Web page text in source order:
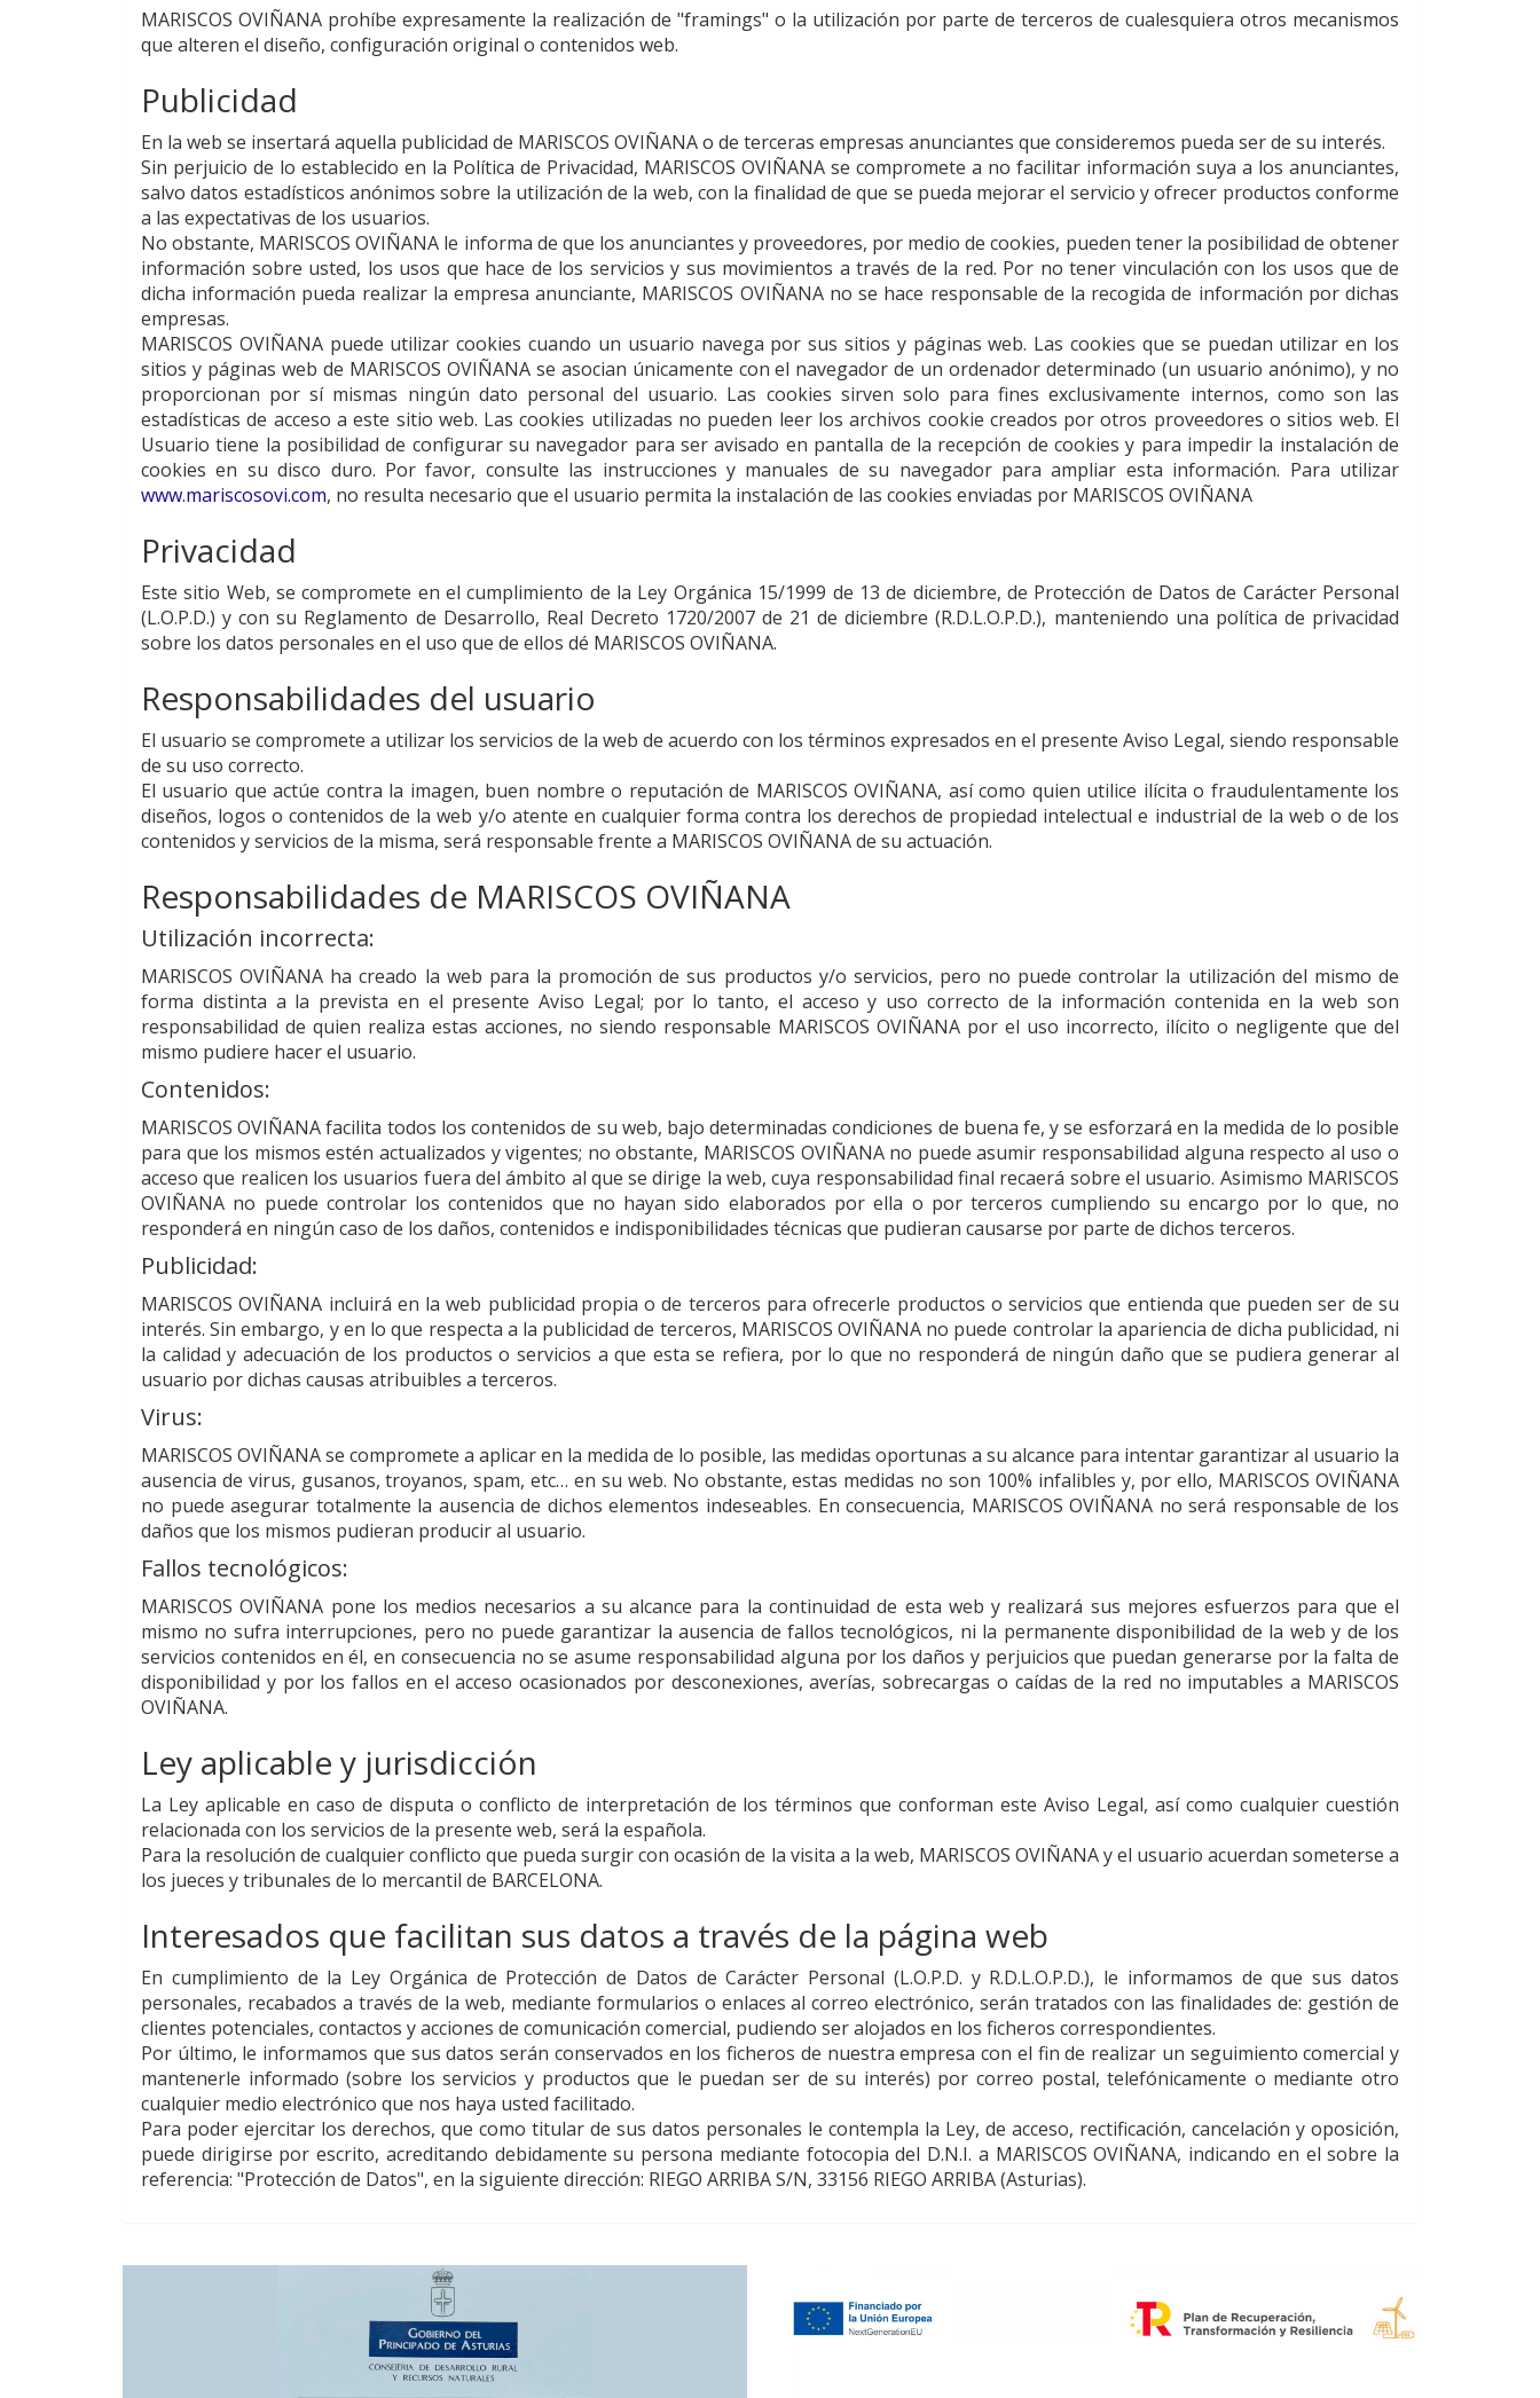
MARISCOS OVIÑANA prohíbe expresamente la realización de "framings" o la utilización por parte de terceros de cualesquiera otros mecanismos
que alteren el diseño, configuración original o contenidos web.
Publicidad
En la web se insertará aquella publicidad de MARISCOS OVIÑANAo de terceras empresas anunciantes que consideremos pueda ser de su interés.
Sin perjuicio de lo establecido en la Política de Privacidad, MARISCOS OVIÑANA se compromete a no facilitar información suya a los anunciantes,
salvo datos estadísticos anónimos sobre la utilización de la web, con la finalidad de que se pueda mejorar el servicio y ofrecer productos conforme
a las expectativas de los usuarios.
No obstante, MARISCOS OVIÑANA le informa de que los anunciantes y proveedores, por medio de cookies, pueden tener la posibilidad de obtener
información sobre usted, los usos que hace de los servicios y sus movimientos a través de la red. Por no tener vinculación con los usos que de
dicha información pueda realizar la empresa anunciante, MARISCOS OVIÑANAno se hace responsable de la recogida de información por dichas
empresas.
MARISCOS OVIÑANApuede utilizar cookies cuando un usuario navega por sus sitios y páginas web. Las cookies que se puedan utilizar en los
sitios y páginas web de MARISCOS OVIÑANAse asocian únicamente con el navegador de un ordenador determinado (un usuario anónimo), y no
proporcionan por sí mismas ningún dato personal del usuario. Las cookies sirven solo para fines exclusivamente internos, como son las
estadísticas de acceso a este sitio web. Las cookies utilizadas no pueden leer los archivos cookie creados por otros proveedores o sitios web. El
Usuario tiene la posibilidad de configurar su navegador para ser avisado en pantalla de la recepción de cookies y para impedir la instalación de
cookies en su disco duro. Por favor, consulte las instrucciones y manuales de su navegador para ampliar esta información. Para utilizar
www.mariscosovi.com, no resulta necesario que el usuario permita la instalación de las cookies enviadas por MARISCOS OVIÑANA
Privacidad
Este sitio Web, se compromete en el cumplimiento de la Ley Orgánica 15/1999 de 13 de diciembre, de Protección de Datos de Carácter Personal
(L.O.P.D.) y con su Reglamento de Desarrollo, Real Decreto 1720/2007 de 21 de diciembre (R.D.L.O.P.D.), manteniendo una política de privacidad
sobre los datos personales en el uso que de ellos dé MARISCOS OVIÑANA.
Responsabilidades del usuario
El usuario se compromete a utilizar los servicios de la web de acuerdo con los términos expresados en el presente Aviso Legal, siendo responsable
de su uso correcto.
El usuario que actúe contra la imagen, buen nombre o reputación de MARISCOS OVIÑANA, así como quien utilice ilícita o fraudulentamente los
diseños, logos o contenidos de la web y/o atente en cualquier forma contra los derechos de propiedad intelectual e industrial de la web o de los
contenidos y servicios de la misma, será responsable frente a MARISCOS OVIÑANAde su actuación.
Responsabilidades de MARISCOS OVIÑANA
Utilización incorrecta:
MARISCOS OVIÑANA ha creado la web para la promoción de sus productos y/o servicios, pero no puede controlar la utilización del mismo de
forma distinta a la prevista en el presente Aviso Legal; por lo tanto, el acceso y uso correcto de la información contenida en la web son
responsabilidad de quien realiza estas acciones, no siendo responsable MARISCOS OVIÑANA por el uso incorrecto, ilícito o negligente que del
mismo pudiere hacer el usuario.
Contenidos:
MARISCOS OVIÑANAfacilita todos los contenidos de su web, bajo determinadas condiciones de buena fe, y se esforzará en la medida de lo posible
para que los mismos estén actualizados y vigentes; no obstante, MARISCOS OVIÑANAno puede asumir responsabilidad alguna respecto al uso o
acceso que realicen los usuarios fuera del ámbito al que se dirige la web, cuya responsabilidad final recaerá sobre el usuario. Asimismo MARISCOS
OVIÑANA no puede controlar los contenidos que no hayan sido elaborados por ella o por terceros cumpliendo su encargo por lo que, no
responderá en ningún caso de los daños, contenidos e indisponibilidades técnicas que pudieran causarse por parte de dichos terceros.
Publicidad:
MARISCOS OVIÑANA incluirá en la web publicidad propia o de terceros para ofrecerle productos o servicios que entienda que pueden ser de su
interés. Sin embargo, y en lo que respecta a la publicidad de terceros, MARISCOS OVIÑANA no puede controlar la apariencia de dicha publicidad, ni
la calidad y adecuación de los productos o servicios a que esta se refiera, por lo que no responderá de ningún daño que se pudiera generar al
usuario por dichas causas atribuibles a terceros.
Virus:
MARISCOS OVIÑANAse compromete a aplicar en la medida de lo posible, las medidas oportunas a su alcance para intentar garantizar al usuario la
ausencia de virus, gusanos, troyanos, spam, etc… en su web. No obstante, estas medidas no son 100% infalibles y, por ello, MARISCOS OVIÑANA
no puede asegurar totalmente la ausencia de dichos elementos indeseables. En consecuencia, MARISCOS OVIÑANA no será responsable de los
daños que los mismos pudieran producir al usuario.
Fallos tecnológicos:
MARISCOS OVIÑANA pone los medios necesarios a su alcance para la continuidad de esta web y realizará sus mejores esfuerzos para que el
mismo no sufra interrupciones, pero no puede garantizar la ausencia de fallos tecnológicos, ni la permanente disponibilidad de la web y de los
servicios contenidos en él, en consecuencia no se asume responsabilidad alguna por los daños y perjuicios que puedan generarse por la falta de
disponibilidad y por los fallos en el acceso ocasionados por desconexiones, averías, sobrecargas o caídas de la red no imputables a MARISCOS
OVIÑANA.
Ley aplicable y jurisdicción
La Ley aplicable en caso de disputa o conflicto de interpretación de los términos que conforman este Aviso Legal, así como cualquier cuestión
relacionada con los servicios de la presente web, será la española.
Para la resolución de cualquier conflicto que pueda surgir con ocasión de la visita a la web, MARISCOS OVIÑANAy el usuario acuerdan someterse a
los jueces y tribunales de lo mercantil de BARCELONA.
Interesados que facilitan sus datos a través de la página web
En cumplimiento de la Ley Orgánica de Protección de Datos de Carácter Personal (L.O.P.D. y R.D.L.O.P.D.), le informamos de que sus datos
personales, recabados a través de la web, mediante formularios o enlaces al correo electrónico, serán tratados con las finalidades de: gestión de
clientes potenciales, contactos y acciones de comunicación comercial, pudiendo ser alojados en los ficheros correspondientes.
Por último, le informamos que sus datos serán conservados en los ficheros de nuestra empresa con el fin de realizar un seguimiento comercial y
mantenerle informado (sobre los servicios y productos que le puedan ser de su interés) por correo postal, telefónicamente o mediante otro
cualquier medio electrónico que nos haya usted facilitado.
Para poder ejercitar los derechos, que como titular de sus datos personales le contempla la Ley, de acceso, rectificación, cancelación y oposición,
puede dirigirse por escrito, acreditando debidamente su persona mediante fotocopia del D.N.I. a MARISCOS OVIÑANA, indicando en el sobre la
referencia: "Protección de Datos", en la siguiente dirección: RIEGO ARRIBA S/N, 33156 RIEGO ARRIBA(Asturias).